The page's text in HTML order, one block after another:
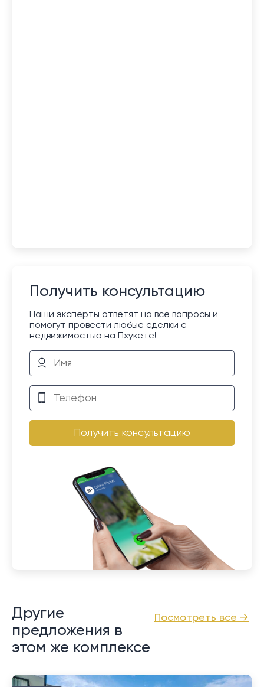
Получить консультацию
Наши эксперты ответят на все вопросы и
помогут провести любые сделки с
недвижимостью на Пхукете!
Получить консультацию
Посмотреть все →
Другие
предложения в
этом же комплексе